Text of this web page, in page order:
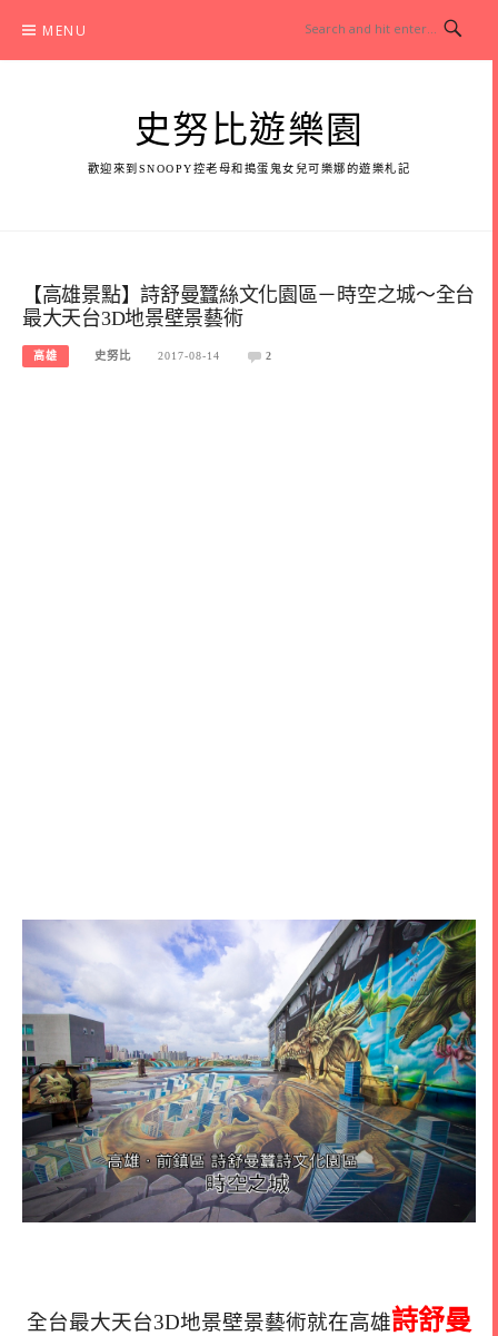
content
MENU
史努比遊樂園
歡迎來到SNOOPY控老母和搗蛋鬼女兒可樂娜的遊樂札記
【高雄景點】詩舒曼蠶絲文化園區－時空之城～全台
最大天台3D地景壁景藝術
高雄 史努比 2017-08-14 2
全台最大天台3D地景壁景藝術就在高雄詩舒曼